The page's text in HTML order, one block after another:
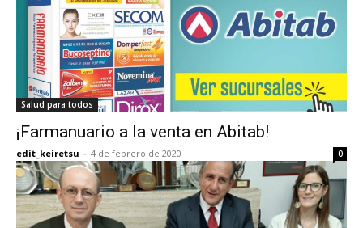
Salud para todos
¡Farmanuario a la venta en Abitab!
edit_keiretsu - 4 de febrero de 2020 0